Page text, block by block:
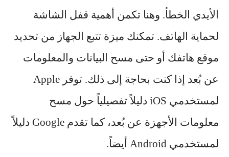
الأيدي الخطأ. وهنا تكمن أهمية قفل الشاشة
لحماية الهاتف. تمكنك ميزة تتبع الجهاز من تحديد
موقع هاتفك أو حتى مسح البيانات والمعلومات
عن بُعد إذا كنت بحاجة إلى ذلك. توفر Apple
لمستخدمي iOS دليلاً تفصيلياً حول مسح
معلومات الأجهزة عن بُعد، كما تقدم Google دليلاً
لمستخدمي Android أيضاً.